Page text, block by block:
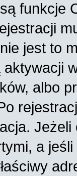
funkcje
jest to
aktywacji
albo
Jeżeli
a